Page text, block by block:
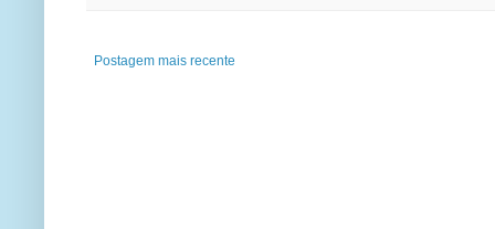
Postagem mais recente